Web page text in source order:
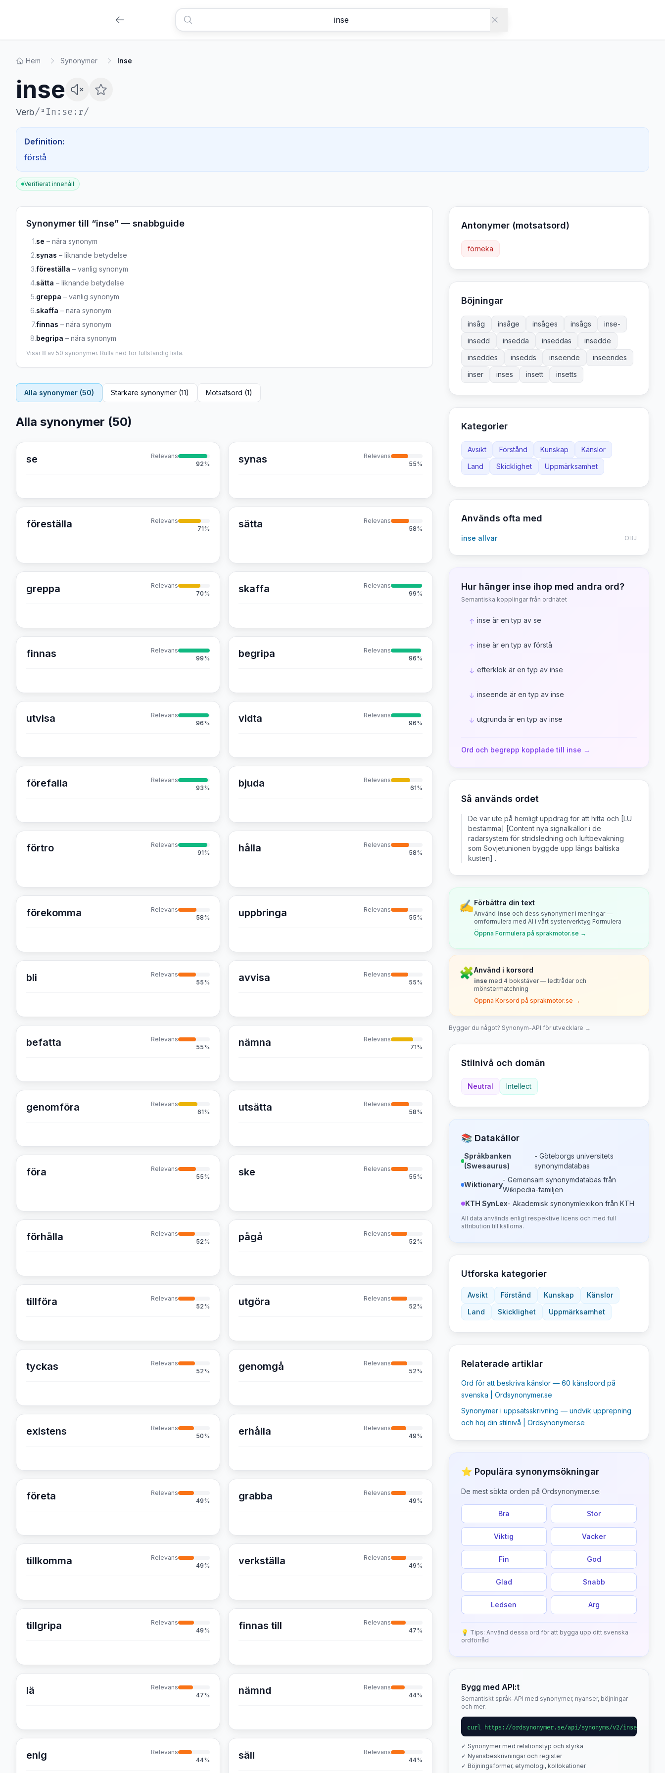
Hem Synonymer Inse
inse
Verb/²In:se:r/
Definition:
förstå
Verifierat innehåll
Synonymer till “inse” — snabbguide
1.se – nära synonym
2.synas – liknande betydelse
3.föreställa – vanlig synonym
4.sätta – liknande betydelse
5.greppa – vanlig synonym
6.skaffa – nära synonym
7.finnas – nära synonym
8.begripa – nära synonym
Visar 8 av 50 synonymer. Rulla ned för fullständig lista.
Alla synonymer (50) Starkare synonymer (11) Motsatsord (1)
Alla synonymer (50)
se
Relevans
92% synas
Relevans
55%
föreställa
Relevans
71% sätta
Relevans
58%
greppa
Relevans
70% skaffa
Relevans
99%
finnas
Relevans
99% begripa
Relevans
96%
utvisa
Relevans
96% vidta
Relevans
96%
förefalla
Relevans
93% bjuda
Relevans
61%
förtro
Relevans
91% hålla
Relevans
58%
förekomma
Relevans
58% uppbringa
Relevans
55%
bli
Relevans
55% avvisa
Relevans
55%
befatta
Relevans
55% nämna
Relevans
71%
genomföra
Relevans
61% utsätta
Relevans
58%
föra
Relevans
55% ske
Relevans
55%
förhålla
Relevans
52% pågå
Relevans
52%
tillföra
Relevans
52% utgöra
Relevans
52%
tyckas
Relevans
52% genomgå
Relevans
52%
existens
Relevans
50% erhålla
Relevans
49%
företa
Relevans
49% grabba
Relevans
49%
tillkomma
Relevans
49% verkställa
Relevans
49%
tillgripa
Relevans
49% finnas till
Relevans
47%
lä
Relevans
47% nämnd
Relevans
44%
enig
Relevans
44% säll
Relevans
44%
Antonymer (motsatsord)
förneka
Böjningar
insåg insåge insåges insågs
inse-
insedd
insedda inseddas
insedde
inseddes
insedds inseende
inseendes
inser
inses insett insetts
Kategorier
Avsikt Förstånd Kunskap
Känslor
Land
Skicklighet Uppmärksamhet
Används ofta med
inse allvar OBJ
Hur hänger inseihop med andra ord?
Semantiska kopplingar från ordnätet
↑ inse är en typ av se
↑ inse är en typ av förstå
↓ efterklok är en typ av inse
↓ inseende är en typ av inse
↓ utgrunda är en typ av inse
Ord och begrepp kopplade till inse →
Så används ordet
De var ute på hemligt uppdrag för att hitta och [LU
bestämma] [Content nya signalkällor i de
radarsystem för stridsledning och luftbevakning
som Sovjetunionen byggde upp längs baltiska
kusten] .
✍️Förbättra din text
Använd inse och dess synonymer i meningar —
omformulera med AI i vårt systerverktyg Formulera
Öppna Formulera på sprakmotor.se →
🧩Använd i korsord
inse med 4 bokstäver — ledtrådar och
mönstermatchning
Öppna Korsord på sprakmotor.se →
Bygger du något? Synonym-API för utvecklare →
Stilnivå och domän
Neutral Intellect
📚 Datakällor
Språkbanken
(Swesaurus)
- Göteborgs universitets
synonymdatabas
Wiktionary
- Gemensam synonymdatabas från
Wikipedia-familjen
KTH SynLex- Akademisk synonymlexikon från KTH
All data används enligt respektive licens och med full
attribution till källorna.
Utforska kategorier
Avsikt Förstånd Kunskap
Känslor
Land
Skicklighet Uppmärksamhet
Relaterade artiklar
Ord för att beskriva känslor — 60 känsloord på
svenska | Ordsynonymer.se
Synonymer i uppsatsskrivning — undvik upprepning
och höj din stilnivå | Ordsynonymer.se
⭐ Populära synonymsökningar
De mest sökta orden på Ordsynonymer.se:
Bra Stor
Viktig Vacker
Fin God
Glad Snabb
Ledsen Arg
💡 Tips: Använd dessa ord för att bygga upp ditt svenska
ordförråd
Bygg med API:t
Semantiskt språk-API med synonymer, nyanser, böjningar
och mer.
curl https://ordsynonymer.se/api/synonyms/v2/inse
✓ Synonymer med relationstyp och styrka
✓ Nyansbeskrivningar och register
✓ Böjningsformer, etymologi, kollokationer